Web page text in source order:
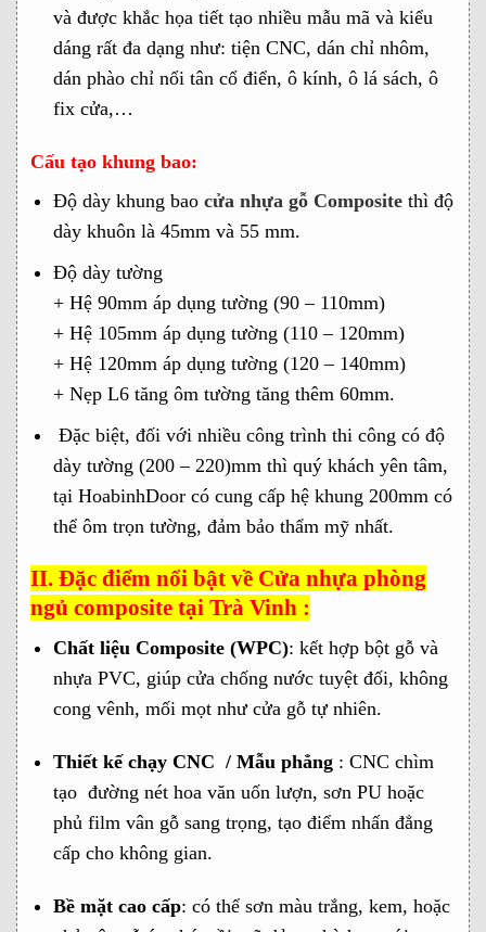
và được khắc họa tiết tạo nhiều mẫu mã và kiểu
dáng rất đa dạng như: tiện CNC, dán chỉ nhôm,
dán phào chỉ nổi tân cổ điển, ô kính, ô lá sách, ô
fix cửa,…
Cấu tạo khung bao:
Độ dày khung bao cửa nhựa gỗ Compositethì độ
dày khuôn là 45mm và 55 mm.
Độ dày tường
+ Hệ 90mm áp dụng tường (90 – 110mm)
+ Hệ 105mm áp dụng tường (110 – 120mm)
+ Hệ 120mm áp dụng tường (120 – 140mm)
+ Nẹp L6 tăng ôm tường tăng thêm 60mm.
Đặc biệt, đối với nhiều công trình thi công có độ
dày tường (200 – 220)mm thì quý khách yên tâm,
tại HoabinhDoor có cung cấp hệ khung 200mm có
thể ôm trọn tường, đảm bảo thẩm mỹ nhất.
II. Đặc điểm nổi bật về Cửa nhựa phòng
ngủ composite tại Trà Vinh :
Chất liệu Composite (WPC): kết hợp bột gỗ và
nhựa PVC, giúp cửa chống nước tuyệt đối, không
cong vênh, mối mọt như cửa gỗ tự nhiên.
Thiết kế chạy CNC / Mẫu phẳng : CNC chìm
tạo đường nét hoa văn uốn lượn, sơn PU hoặc
phủ film vân gỗ sang trọng, tạo điểm nhấn đẳng
cấp cho không gian.
Bề mặt cao cấp: có thể sơn màu trắng, kem, hoặc